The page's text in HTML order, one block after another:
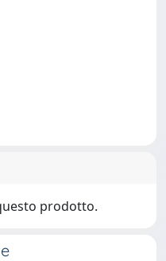
prodotto.